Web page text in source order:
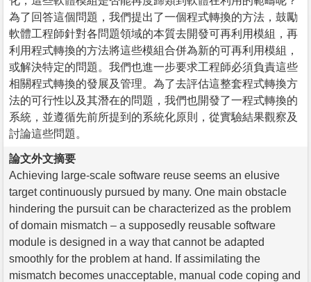
為了回答這個問題，我們提出了一個程式轉換的方法，鼓勵
軟體工程師針對各問題領域的本質去開發可再利用模組，再
利用程式轉換的方法將這些模組合併為新的可再利用模組，
或解決特定的問題。我們也進一步要求工程師必須負責這些
相關程式轉換的發展及管理。為了去評估這整套程式轉換方
法的可行性以及其潛在的問題，我們也開發了一程式轉換的
系統，並遵循先前所提到的系統化原則，從實驗結果觀察及
討論這些問題。
論文外文摘要
Achieving large-scale software reuse seems an elusive
target continuously pursued by many. One main obstacle
hindering the pursuit can be characterized as the problem
of domain mismatch – a supposedly reusable software
module is designed in a way that cannot be adapted
smoothly for the problem at hand. If assimilating the
mismatch becomes unacceptable, manual code coping and